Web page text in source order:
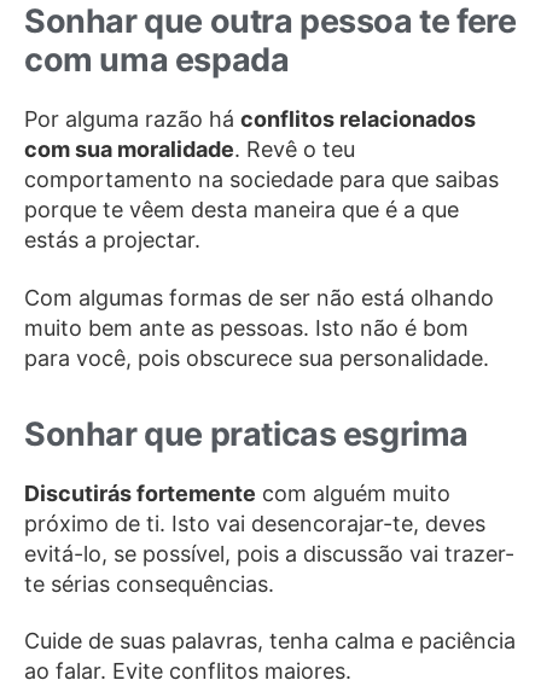
Sonhar que outra pessoa te fere
com uma espada
Por alguma razão há conflitos relacionados
com sua moralidade. Revê o teu
comportamento na sociedade para que saibas
porque te vêem desta maneira que é a que
estás a projectar.
Com algumas formas de ser não está olhando
muito bem ante as pessoas. Isto não é bom
para você, pois obscurece sua personalidade.
Sonhar que praticas esgrima
Discutirás fortemente com alguém muito
próximo de ti. Isto vai desencorajar-te, deves
evitá-lo, se possível, pois a discussão vai trazer-
te sérias consequências.
Cuide de suas palavras, tenha calma e paciência
ao falar. Evite conflitos maiores.